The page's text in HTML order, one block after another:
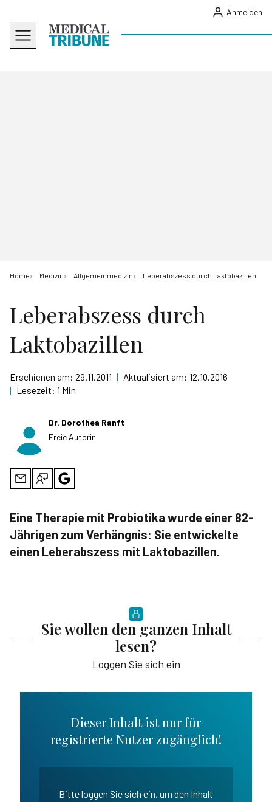
Anmelden
Home Medizin Allgemeinmedizin Leberabszess durch Laktobazillen
Leberabszess durch
Laktobazillen
Erschienen am: 29.11.2011 | Aktualisiert am: 12.10.2016
| Lesezeit: 1 Min
Dr. Dorothea Ranft
Freie Autorin
Eine Therapie mit Probiotika wurde einer 82-
Jährigen zum Verhängnis: Sie entwickelte
einen Leberabszess mit Laktobazillen.
Sie wollen den ganzen Inhalt
lesen?
Loggen Sie sich ein
Dieser Inhalt ist nur für
registrierte Nutzer zugänglich!
Bitte loggen Sie sich ein, um den Inhalt